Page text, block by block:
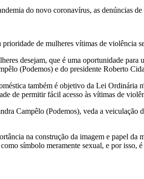
do novo coronavírus, as denúncias
de mulheres vítimas de
desejam, que é uma oportunidade
(Podemos) e do presidente Roberto
também é objetivo da Lei
de permitir fácil acesso às vítimas de
Campêlo (Podemos), veda a
na construção da imagem e papel da
símbolo meramente sexual, e por